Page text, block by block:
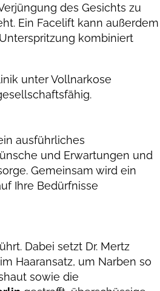
des Gesichts zu
Ein Facelift kann außerdem
kombiniert
unter Vollnarkose
ausführliches
und Erwartungen und
Gemeinsam wird ein
Ihre Bedürfnisse
Dabei setzt Dr. Mertz
Haaransatz, um Narben so
sowie die